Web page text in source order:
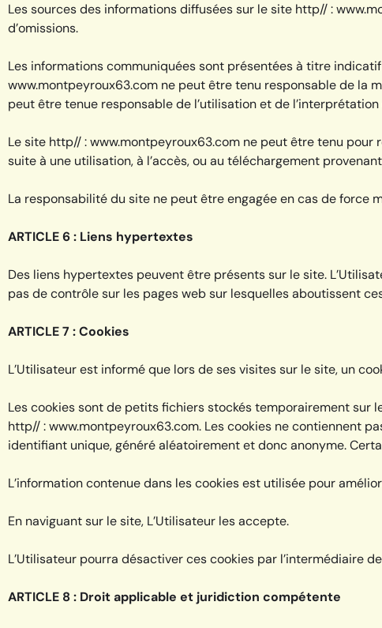
Les sources des informations diffusées sur le site http// :
d’omissions.
Les informations communiquées sont présentées à titre
www.montpeyroux63.com ne peut être tenu responsable de la
peut être tenue responsable de l’utilisation et de
Le site http// : www.montpeyroux63.com ne peut être tenu
suite à une utilisation, à l’accès, ou au téléchargement
La responsabilité du site ne peut être engagée en cas de force
ARTICLE 6 : Liens hypertextes
Des liens hypertextes peuvent être présents sur le site.
pas de contrôle sur les pages web sur lesquelles aboutissent
ARTICLE 7 : Cookies
L’Utilisateur est informé que lors de ses visites sur le site, un
Les cookies sont de petits fichiers stockés temporairement sur
http// : www.montpeyroux63.com. Les cookies ne contiennent
identifiant unique, généré aléatoirement et donc anonyme.
L’information contenue dans les cookies est utilisée pour
En naviguant sur le site, L’Utilisateur les accepte.
L’Utilisateur pourra désactiver ces cookies par l’intermédiaire
ARTICLE 8 : Droit applicable et juridiction compétente